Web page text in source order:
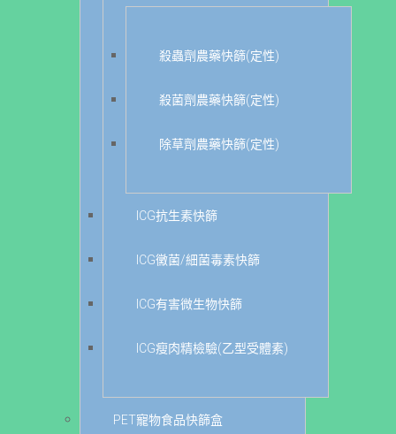
殺蟲劑農藥快篩(定性)
殺菌劑農藥快篩(定性)
除草劑農藥快篩(定性)
ICG抗生素快篩
ICG黴菌/細菌毒素快篩
ICG有害微生物快篩
ICG瘦肉精檢驗(乙型受體素)
PET寵物食品快篩盒